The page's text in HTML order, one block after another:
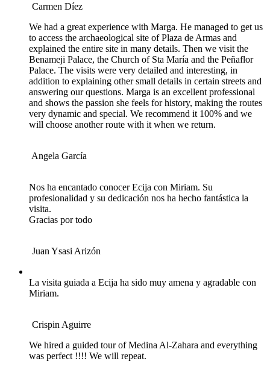
Carmen Díez
We had a great experience with Marga. He managed to get us
to access the archaeological site of Plaza de Armas and
explained the entire site in many details. Then we visit the
Benameji Palace, the Church of Sta María and the Peñaflor
Palace. The visits were very detailed and interesting, in
addition to explaining other small details in certain streets and
answering our questions. Marga is an excellent professional
and shows the passion she feels for history, making the routes
very dynamic and special. We recommend it 100% and we
will choose another route with it when we return.
Angela García
Nos ha encantado conocer Ecija con Miriam. Su
profesionalidad y su dedicación nos ha hecho fantástica la
visita.
Gracias por todo
Juan Ysasi Arizón
La visita guiada a Ecija ha sido muy amena y agradable con
Miriam.
Crispin Aguirre
We hired a guided tour of Medina Al-Zahara and everything
was perfect !!!! We will repeat.